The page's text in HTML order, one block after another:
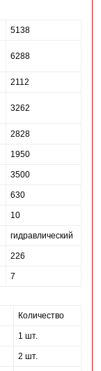
5138
6288
2112
3262
2828
1950
3500
630
10
гидравлический
226
7
Количество
1 шт.
2 шт.